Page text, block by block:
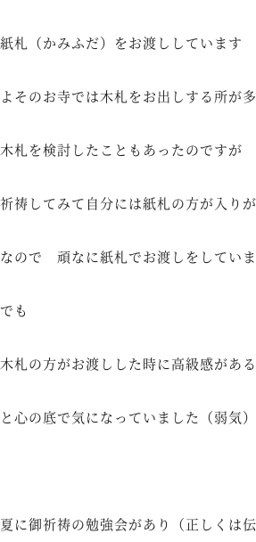
紙札（かみふだ）をお渡ししています
よそのお寺では木札をお出しする所が多
木札を検討したこともあったのですが
祈祷してみて自分には紙札の方が入り
なので 頑なに紙札でお渡しをしてい
でも
木札の方がお渡しした時に高級感があ
と心の底で気になっていました（弱気）
夏に御祈祷の勉強会があり（正しくは伝